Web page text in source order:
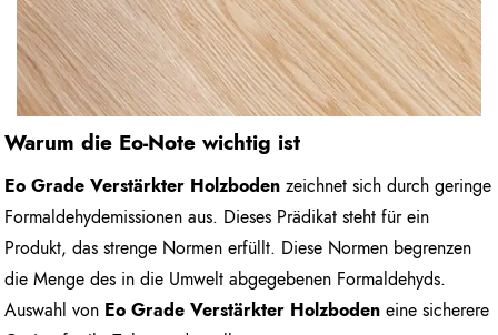
Warum die Eo-Note wichtig ist
Eo Grade Verstärkter Holzboden zeichnet sich durch geringe
Formaldehydemissionen aus. Dieses Prädikat steht für ein
Produkt, das strenge Normen erfüllt. Diese Normen begrenzen
die Menge des in die Umwelt abgegebenen Formaldehyds.
Auswahl von Eo Grade Verstärkter Holzboden eine sicherere